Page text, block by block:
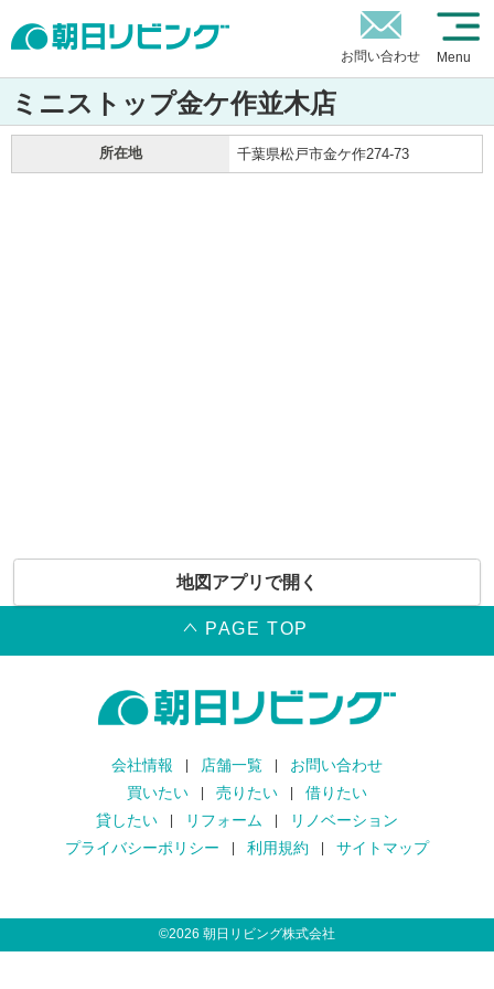
お問い合わせ Menu
ミニストップ金ケ作並木店
所在地 千葉県松戸市金ケ作274-73
地図アプリで開く
PAGE TOP
会社情報 店舗一覧
お問い合わせ
買いたい
売りたい
借りたい
貸したい
リフォーム
リノベーション
プライバシーポリシー
利用規約 サイトマップ
©2026 朝日リビング株式会社